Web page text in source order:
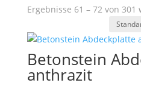
Ergebnisse 61 – 72 von
Betonstein
anthrazit